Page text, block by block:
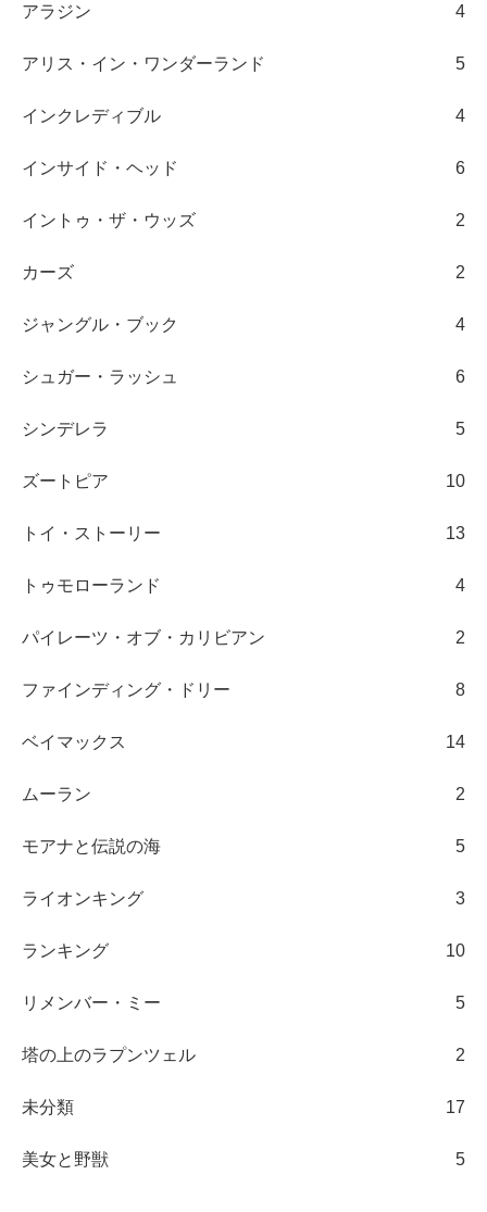
アラジン 4
アリス・イン・ワンダーランド 5
インクレディブル 4
インサイド・ヘッド 6
イントゥ・ザ・ウッズ 2
カーズ 2
ジャングル・ブック 4
シュガー・ラッシュ 6
シンデレラ 5
ズートピア 10
トイ・ストーリー 13
トゥモローランド 4
パイレーツ・オブ・カリビアン 2
ファインディング・ドリー 8
ベイマックス 14
ムーラン 2
モアナと伝説の海 5
ライオンキング 3
ランキング 10
リメンバー・ミー 5
塔の上のラプンツェル 2
未分類 17
美女と野獣 5